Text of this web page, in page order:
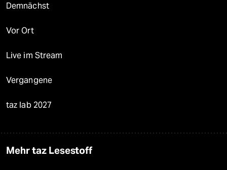
Demnächst
Vor Ort
Live im Stream
Vergangene
taz lab 2027
Mehr taz Lesestoff